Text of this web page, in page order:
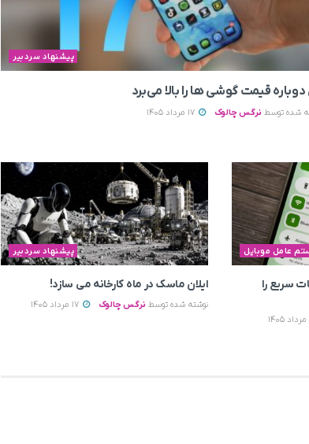
پیشنهاد سردبیر
دوباره قیمت‌ گوشی ها را بالا می‌برد
شده توسط نرگس چالوک
عامل موبایل
سریع را
پیشنهاد سردبیر
ایلان ماسک در ماه کارخانه می سازد!
نوشته شده توسط نرگس چالوک